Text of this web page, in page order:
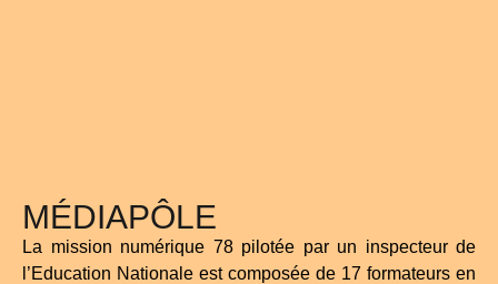
MÉDIAPÔLE
La mission numérique 78 pilotée par un inspecteur de
l’Education Nationale est composée de 17 formateurs en